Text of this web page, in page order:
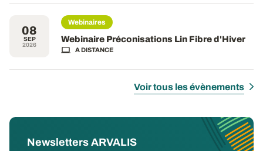
08
SEP
2026
Webinaires
Webinaire Préconisations Lin Fibre d'Hiver
A DISTANCE
Voir tous les évènements
Newsletters ARVALIS